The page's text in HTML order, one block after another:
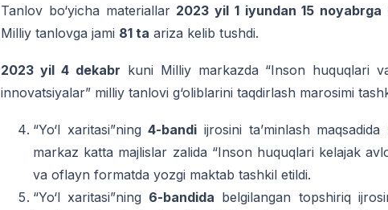
Tanlov bo‘yicha materiallar 2023 yil 1 iyundan 15 noyabrga
Milliy tanlovga jami 81 ta ariza kelib tushdi.
2023 yil 4 dekabr kuni Milliy markazda “Inson huquqlari
innovatsiyalar” milliy tanlovi g‘oliblarini taqdirlash marosimi
“Yo‘l xaritasi”ning4-bandi ijrosini ta’minlash maqsadida
markaz katta majlislar zalida “Inson huquqlari kelajak
va oflayn formatda yozgi maktab tashkil etildi.
“Yo‘l xaritasi”ning 6-bandida belgilangan topshiriq